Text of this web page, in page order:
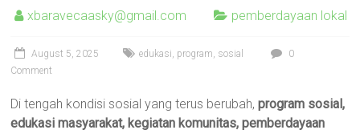
xbaravecaasky@gmail.com pemberdayaan lokal
August 5, 2025 edukasi, program, sosial
0
Comment
Di tengah kondisi sosial yang terus berubah,program sosial,
edukasi masyarakat, kegiatan komunitas, pemberdayaan